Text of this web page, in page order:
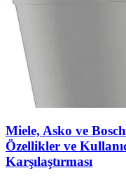
Miele, Asko ve
Özellikler ve
Karşılaştırması